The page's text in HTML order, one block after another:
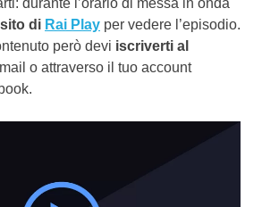
di Rai Play per vedere l’episodio.
però devi iscriverti al
o attraverso il tuo account